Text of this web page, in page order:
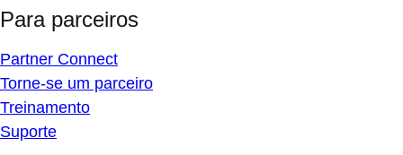
Para parceiros
Partner Connect
Torne-se um parceiro
Treinamento
Suporte